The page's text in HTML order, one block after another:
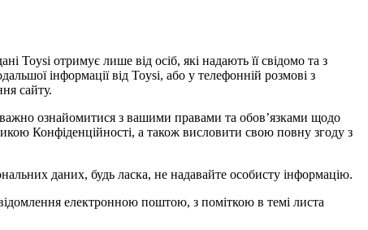
Toysi отримує лише від осіб, які надають її свідомо та з
інформації від Toysi, або у телефонній розмові з
сайту.
ознайомитися з вашими правами та обов’язками щодо
Конфіденційності, а також висловити свою повну згоду з
даних, будь ласка, не надавайте особисту інформацію.
електронною поштою, з поміткою в темі листа